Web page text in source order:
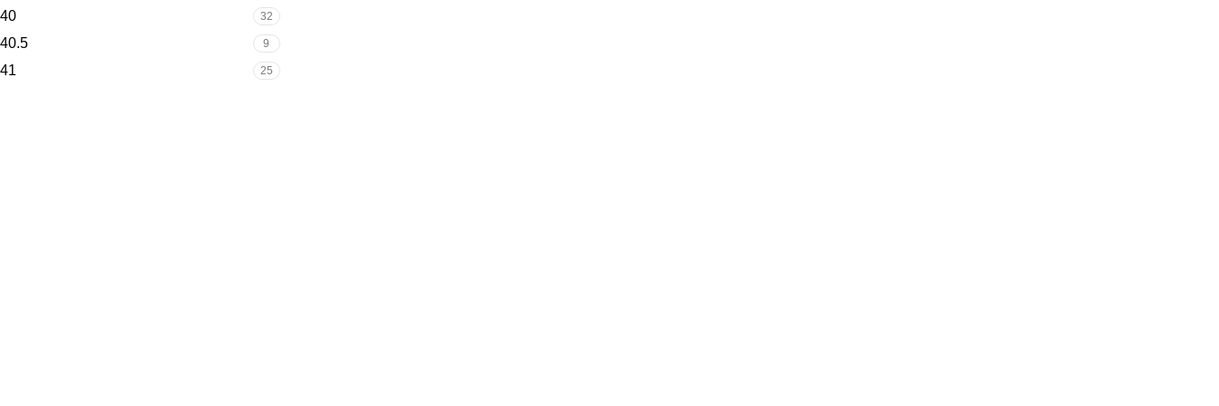
40 32
40.5 9
41 25